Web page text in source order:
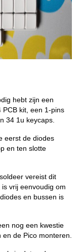
hebt zijn een
PCB kit, een 1-pins
34 1u keycaps.
eerst de diodes
en ten slotte
vereist dit
vrij eenvoudig om
en bussen is
nog een kwestie
en de Pico monteren.